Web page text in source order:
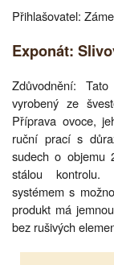
Přihlašovatel:
Exponát:
Zdůvodnění:
vyrobený ze
Příprava ovoce,
ruční prací s
sudech o objemu
stálou kontrolu.
systémem s
produkt má
bez rušivých